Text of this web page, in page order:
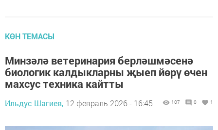
КӨН ТЕМАСЫ
Минзәлә ветеринария берләшмәсенә
биологик калдыкларны җыеп йөрү өчен
махсус техника кайтты
Ильдус Шагиев, 12 февраль 2026 - 16:45 107 0 1